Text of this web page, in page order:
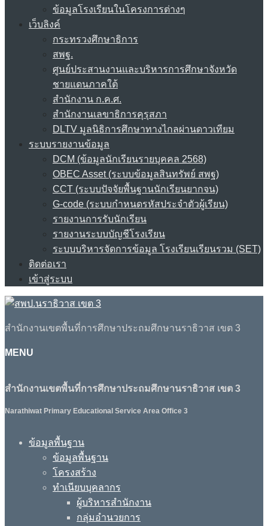
ข้อมูลโรงเรียนในโครงการต่างๆ
เว็บลิงค์
กระทรวงศึกษาธิการ
สพฐ.
ศูนย์ประสานงานและบริหารการศึกษาจังหวัด
ชายแดนภาคใต้
สำนักงาน ก.ค.ศ.
สำนักงานเลขาธิการคุรุสภา
DLTV มูลนิธิการศึกษาทางไกลผ่านดาวเทียม
ระบบรายงานข้อมูล
DCM (ข้อมูลนักเรียนรายบุคคล 2568)
OBEC Asset (ระบบข้อมูลสินทรัพย์ สพฐ)
CCT (ระบบปัจจัยพื้นฐานนักเรียนยากจน)
G-code (ระบบกำหนดรหัสประจำตัวผู้เรียน)
รายงานการรับนักเรียน
รายงานระบบบัญชีโรงเรียน
ระบบบริหารจัดการข้อมูล โรงเรียนเรียนรวม (SET)
ติดต่อเรา
เข้าสู่ระบบ
สำนักงานเขตพื้นที่การศึกษาประถมศึกษานราธิวาส เขต 3
MENU
สำนักงานเขตพื้นที่การศึกษาประถมศึกษานราธิวาส เขต 3
Narathiwat Primary Educational Service Area Office 3
ข้อมูลพื้นฐาน
ข้อมูลพื้นฐาน
โครงสร้าง
ทำเนียบบุคลากร
ผู้บริหารสำนักงาน
กลุ่มอำนวยการ